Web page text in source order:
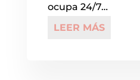
ocupa 24/7…
LEER MÁS